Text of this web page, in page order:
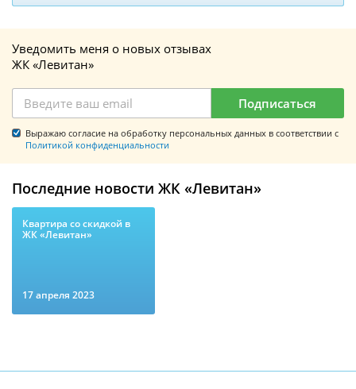
Уведомить меня о новых отзывах
ЖК «Левитан»
Подписаться
Выражаю согласие на обработку персональных данных в соответствии с
Политикой конфиденциальности
Последние новости ЖК «Левитан»
17 апреля 2023
​Квартира со скидкой в
ЖК «Левитан»